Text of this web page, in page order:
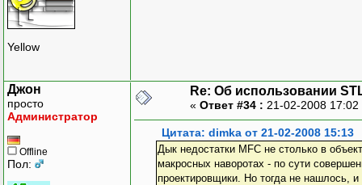
Yellow
Джон
просто
Администратор
Offline
Пол:
Re: Об использовании
« Ответ #34 : 21-02-2008
Цитата: dimka от 21-02-2008 15:13
Дык недостатки MFC не столько в
макросных наворотах - по сути
проектировщики. Но тогда не нашлось,